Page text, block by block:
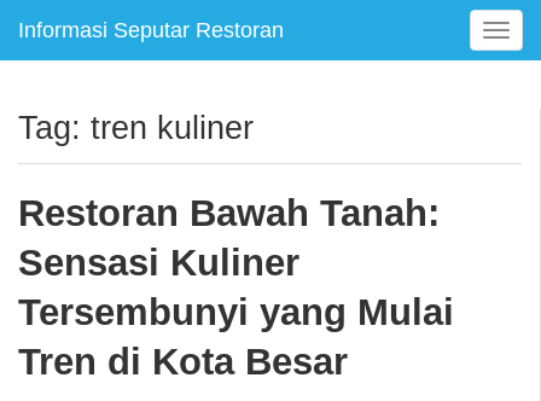
Informasi Seputar Restoran
T
o
e
Tag: tren kuliner
Restoran Bawah Tanah:
Sensasi Kuliner
Tersembunyi yang Mulai
Tren di Kota Besar